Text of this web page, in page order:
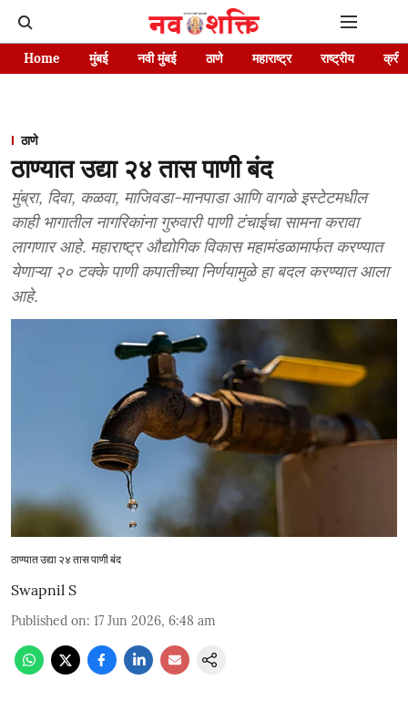
Home मुंबई नवी मुंबई ठाणे महाराष्ट्र राष्ट्रीय
ठाणे
ठाण्यात उद्या २४ तास पाणी बंद
मुंब्रा, दिवा, कळवा, माजिवडा-मानपाडा आणि वागळे इस्टेटमधील
काही भागातील नागरिकांना गुरुवारी पाणी टंचाईचा सामना करावा
लागणार आहे. महाराष्ट्र औद्योगिक विकास महामंडळामार्फत करण्यात
येणाऱ्या २० टक्के पाणी कपातीच्या निर्णयामुळे हा बदल करण्यात आला
आहे.
ठाण्यात उद्या २४ तास पाणी बंद
Swapnil S
Published on: 17 Jun 2026, 6:48 am